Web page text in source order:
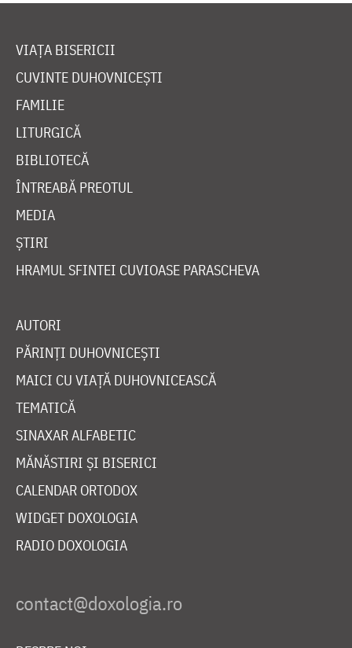
VIAȚA BISERICII
CUVINTE DUHOVNICEȘTI
FAMILIE
LITURGICĂ
BIBLIOTECĂ
ÎNTREABĂ PREOTUL
MEDIA
ȘTIRI
HRAMUL SFINTEI CUVIOASE PARASCHEVA
AUTORI
PĂRINȚI DUHOVNICEȘTI
MAICI CU VIAȚĂ DUHOVNICEASCĂ
TEMATICĂ
SINAXAR ALFABETIC
MĂNĂSTIRI ȘI BISERICI
CALENDAR ORTODOX
WIDGET DOXOLOGIA
RADIO DOXOLOGIA